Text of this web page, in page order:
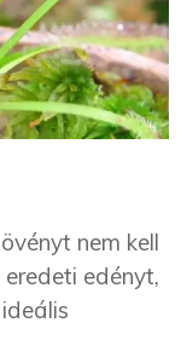
nem kell
edényt,